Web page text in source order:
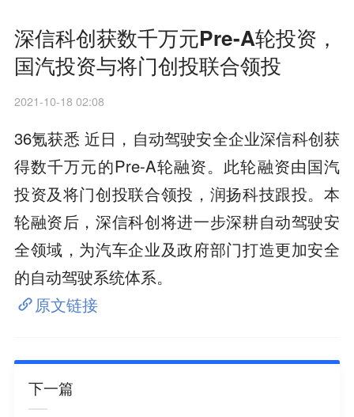
深信科创获数千万元Pre-A轮投资，
国汽投资与将门创投联合领投
2021-10-18 02:08
36氪获悉 近日，自动驾驶安全企业深信科创获
得数千万元的Pre-A轮融资。此轮融资由国汽
投资及将门创投联合领投，润扬科技跟投。本
轮融资后，深信科创将进一步深耕自动驾驶安
全领域，为汽车企业及政府部门打造更加安全
的自动驾驶系统体系。
原文链接
下一篇